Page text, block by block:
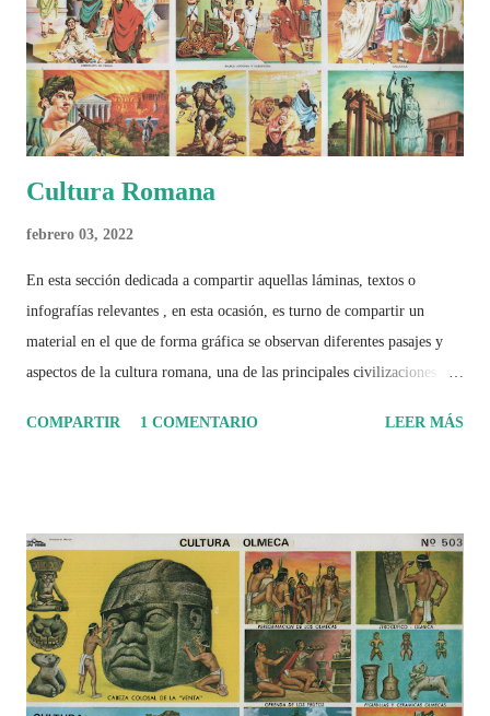
el papel del fútbol como reflejo de nuestras sociedades . Son 230
páginas de análisis, ilustraciones originales y ...
Cultura Romana
febrero 03, 2022
En esta sección dedicada a compartir aquellas láminas, textos o
infografías relevantes , en esta ocasión, es turno de compartir un
material en el que de forma gráfica se observan diferentes pasajes y
aspectos de la cultura romana, una de las principales civilizaciones que
COMPARTIR
1 COMENTARIO LEER MÁS